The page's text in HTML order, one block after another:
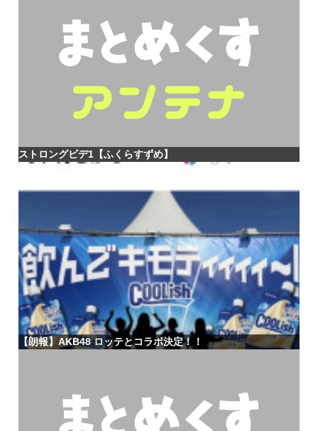
ストロングビデ1【ふくらすずめ】
【朗報】AKB48 ロッテとコラボ決定！！